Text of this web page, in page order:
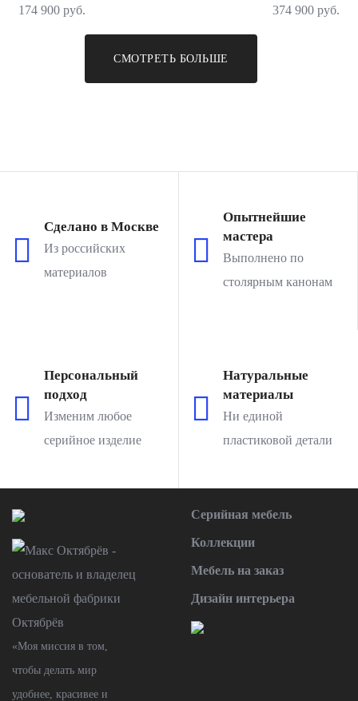
374 900 руб.
174 900 руб.
СМОТРЕТЬ БОЛЬШЕ
Сделано в Москве
Из российских
материалов
Опытнейшие
мастера
Выполнено по
столярным канонам
Персональный
подход
Изменим любое
серийное изделие
Натуральные
материалы
Ни единой
пластиковой детали
«Моя миссия в том,
чтобы делать мир
удобнее, красивее и
Серийная мебель
Коллекции
Мебель на заказ
Дизайн интерьера